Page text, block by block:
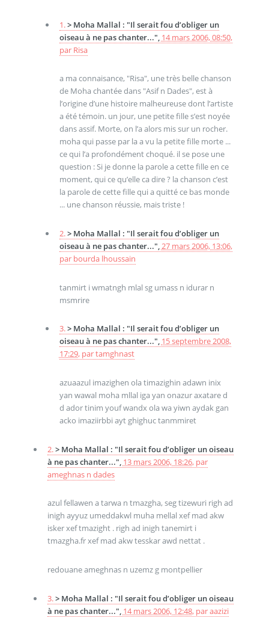
1.> Moha Mallal : "Il serait fou d’obliger un
oiseau à ne pas chanter...", 14 mars 2006, 08:50,
par Risa
a ma connaisance, "Risa", une très belle chanson
de Moha chantée dans "Asif n Dades", est à
l’origine d’une histoire malheureuse dont l’artiste
a été témoin. un jour, une petite fille s’est noyée
dans assif. Morte, on l’a alors mis sur un rocher.
moha qui passe par la a vu la petite fille morte ...
ce qui l’a profondément choqué. il se pose une
question : Si je donne la parole a cette fille en ce
moment, qui ce qu’elle ca dire ? la chanson c’est
la parole de cette fille qui a quitté ce bas monde
... une chanson réussie, mais triste !
2.> Moha Mallal : "Il serait fou d’obliger un
oiseau à ne pas chanter...",27 mars 2006, 13:06,
par bourda lhoussain
tanmirt i wmatngh mlal sg umass n idurar n
msmrire
3.> Moha Mallal : "Il serait fou d’obliger un
oiseau à ne pas chanter...", 15 septembre 2008,
17:29, partamghnast
azuaazul imazighen ola timazighin adawn inix
yan wawal moha mllal iga yan onazur axatare d
d ador tinim youf wandx ola wa yiwn aydak gan
acko imaziirbbi ayt ghighuc tanmmiret
2.> Moha Mallal : "Il serait fou d’obliger un oiseau
à ne pas chanter...", 13 mars 2006, 18:26, par
ameghnas n dades
azul fellawen a tarwa n tmazgha, seg tizewuri righ ad
inigh ayyuz umeddakwl muha mellal xef mad akw
isker xef tmazight . righ ad inigh tanemirt i
tmazgha.fr xef mad akw tesskar awd nettat .
redouane ameghnas n uzemz g montpellier
3.> Moha Mallal : "Il serait fou d’obliger un oiseau
à ne pas chanter...", 14 mars 2006, 12:48, paraazizi